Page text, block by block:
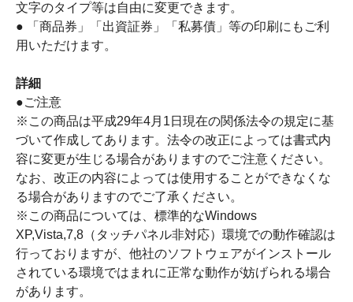
文字のタイプ等は自由に変更できます。
● 「商品券」「出資証券」「私募債」等の印刷にもご利
用いただけます。
詳細
●ご注意
※この商品は平成29年4月1日現在の関係法令の規定に基
づいて作成してあります。法令の改正によっては書式内
容に変更が生じる場合がありますのでご注意ください。
なお、改正の内容によっては使用することができなくな
る場合がありますのでご了承ください。
※この商品については、標準的なWindows
XP,Vista,7,8（タッチパネル非対応）環境での動作確認は
行っておりますが、他社のソフトウェアがインストール
されている環境ではまれに正常な動作が妨げられる場合
があります。